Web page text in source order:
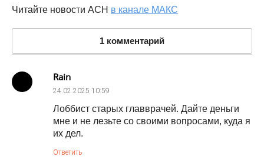
Читайте новости АСН в канале МАКС
1 комментарий
Rain
24.02.2025 10:59
Лоббист старых главврачей. Дайте деньги
мне и не лезьте со своими вопросами, куда я
их дел.
Ответить